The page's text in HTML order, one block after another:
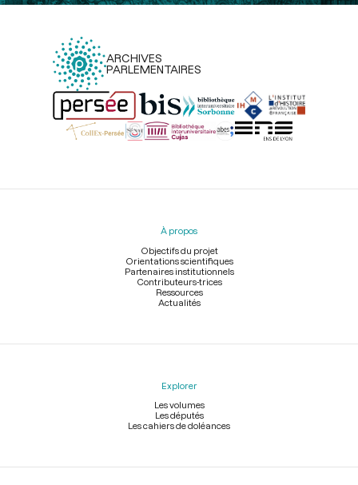
ARCHIVES
PARLEMENTAIRES
Menu
À propos
Objectifs du projet
Orientations scientifiques
Partenaires institutionnels
Contributeurs-trices
Ressources
Actualités
Explorer
Les volumes
Les députés
Les cahiers de doléances